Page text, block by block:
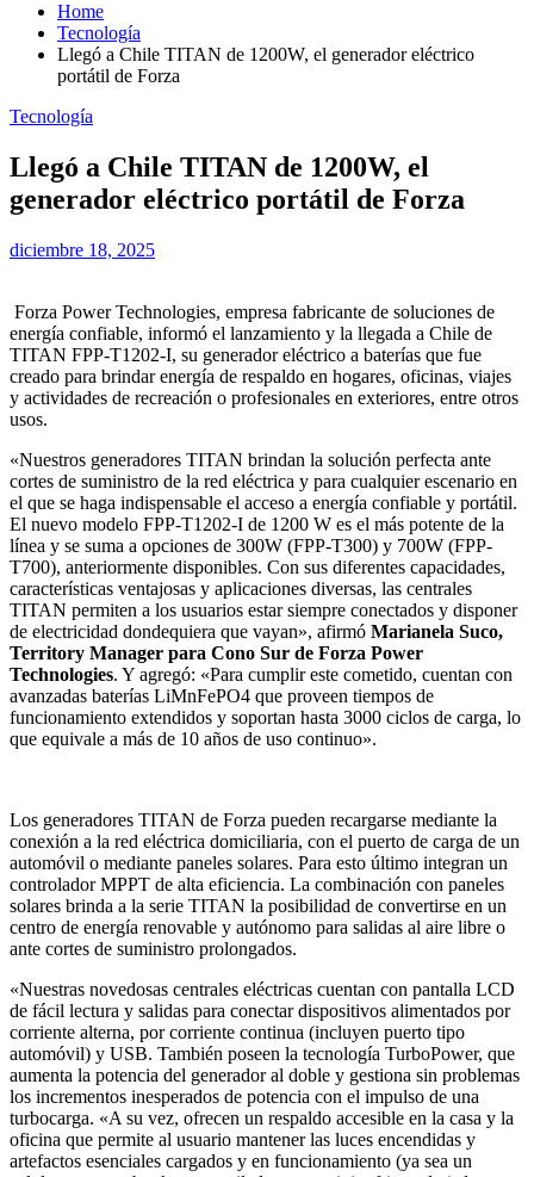
Home
Tecnología
Llegó a Chile TITAN de 1200W, el generador eléctrico
portátil de Forza
Tecnología
Llegó a Chile TITAN de 1200W, el
generador eléctrico portátil de Forza
diciembre 18, 2025
Forza Power Technologies, empresa fabricante de soluciones de
energía confiable, informó el lanzamiento y la llegada a Chile de
TITAN FPP-T1202-I, su generador eléctrico a baterías que fue
creado para brindar energía de respaldo en hogares, oficinas, viajes
y actividades de recreación o profesionales en exteriores, entre otros
usos.
«Nuestros generadores TITAN brindan la solución perfecta ante
cortes de suministro de la red eléctrica y para cualquier escenario en
el que se haga indispensable el acceso a energía confiable y portátil.
El nuevo modelo FPP-T1202-I de 1200 W es el más potente de la
línea y se suma a opciones de 300W (FPP-T300) y 700W (FPP-
T700), anteriormente disponibles. Con sus diferentes capacidades,
características ventajosas y aplicaciones diversas, las centrales
TITAN permiten a los usuarios estar siempre conectados y disponer
de electricidad dondequiera que vayan», afirmó Marianela Suco,
Territory Manager para Cono Sur de Forza Power
Technologies. Y agregó: «Para cumplir este cometido, cuentan con
avanzadas baterías LiMnFePO4 que proveen tiempos de
funcionamiento extendidos y soportan hasta 3000 ciclos de carga, lo
que equivale a más de 10 años de uso continuo».
Los generadores TITAN de Forza pueden recargarse mediante la
conexión a la red eléctrica domiciliaria, con el puerto de carga de un
automóvil o mediante paneles solares. Para esto último integran un
controlador MPPT de alta eficiencia. La combinación con paneles
solares brinda a la serie TITAN la posibilidad de convertirse en un
centro de energía renovable y autónomo para salidas al aire libre o
ante cortes de suministro prolongados.
«Nuestras novedosas centrales eléctricas cuentan con pantalla LCD
de fácil lectura y salidas para conectar dispositivos alimentados por
corriente alterna, por corriente continua (incluyen puerto tipo
automóvil) y USB. También poseen la tecnología TurboPower, que
aumenta la potencia del generador al doble y gestiona sin problemas
los incrementos inesperados de potencia con el impulso de una
turbocarga. «A su vez, ofrecen un respaldo accesible en la casa y la
oficina que permite al usuario mantener las luces encendidas y
artefactos esenciales cargados y en funcionamiento (ya sea un